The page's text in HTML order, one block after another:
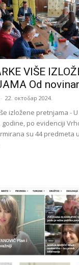
VIŠE
Od
- 22. октобар 2024.
izložene pretnjama -
godine, po evidenciji
su 44 predmeta